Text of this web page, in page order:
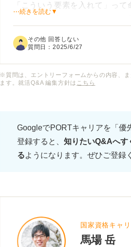
「こういう要素を入れて」っ
とはいえ、他の人と同じよう
あと多くの書類を見ている企業
企業の人から見て、ChatGPT
どこまで頼って良いのか、ど
⋯続きを読む▼
その他 回答しない
質問日：2025/6/27
※質問は、エントリーフォームからの内容、
ます。就活Q&A 編集方針は こちら
GoogleでPORTキャリアを「優
登録すると、 知りたいQ&Aへす
るようになります。ぜひご登録
国家資格キャ
馬場 岳